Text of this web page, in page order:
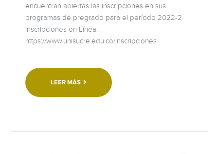
encuentran abiertas las inscripciones en sus
programas de pregrado para el período 2022-2
Inscripciones en Línea:
https://www.unisucre.edu.co/inscripciones
LEER MÁS